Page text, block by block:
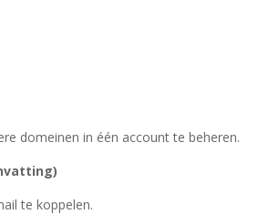
domeinen in één account te beheren.
te koppelen.